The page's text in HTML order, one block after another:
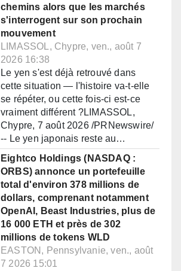
chemins alors que les marchés
s'interrogent sur son prochain
mouvement
LIMASSOL, Chypre, ven., août 7
2026 16:38
Le yen s'est déjà retrouvé dans
cette situation — l'histoire va-t-elle
se répéter, ou cette fois-ci est-ce
vraiment différent ?LIMASSOL,
Chypre, 7 août 2026 /PRNewswire/
-- Le yen japonais reste au…
Eightco Holdings (NASDAQ :
ORBS) annonce un portefeuille
total d'environ 378 millions de
dollars, comprenant notamment
OpenAI, Beast Industries, plus de
16 000 ETH et près de 302
millions de tokens WLD
EASTON, Pennsylvanie, ven., août
7 2026 15:01